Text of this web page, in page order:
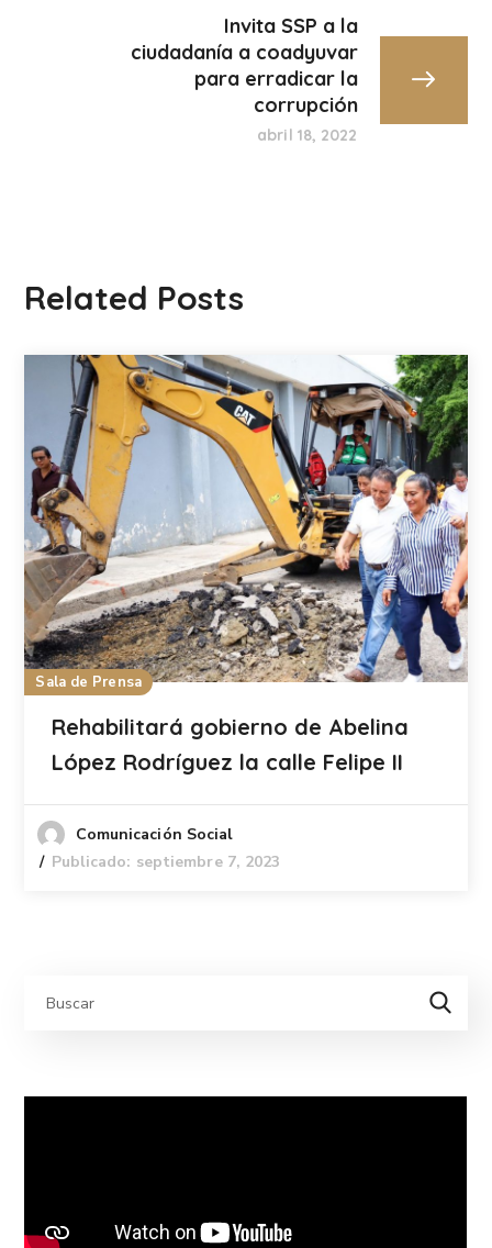
Invita SSP a la
ciudadanía a coadyuvar
para erradicar la
corrupción
abril 18, 2022
Related Posts
Sala de Prensa
Rehabilitará gobierno de Abelina
López Rodríguez la calle Felipe II
Comunicación Social
Publicado: septiembre 7, 2023